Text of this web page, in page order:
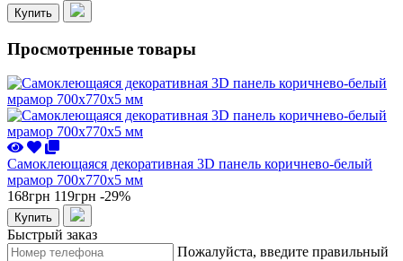
Купить
Просмотренные товары
Самоклеющаяся декоративная 3D панель коричнево-белый
мрамор 700x770x5 мм
168грн 119грн -29%
Купить
Быстрый заказ
Пожалуйста, введите правильный